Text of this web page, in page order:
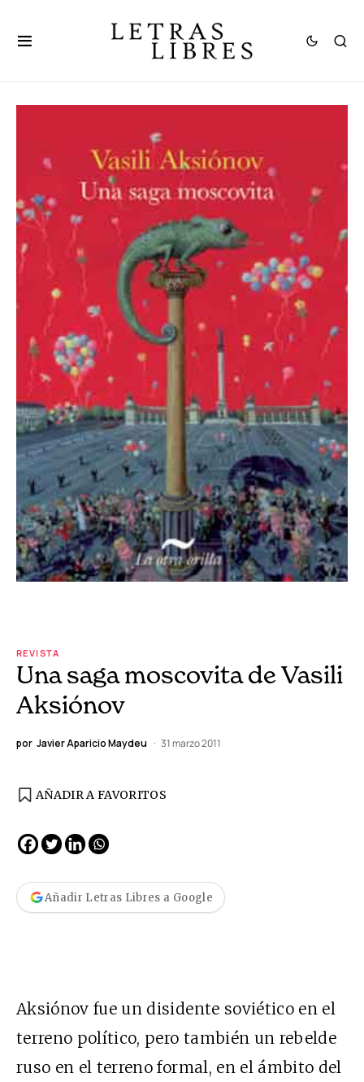
REVISTA
Una saga moscovita de Vasili
Aksiónov
por Javier Aparicio Maydeu 31 marzo 2011
AÑADIR A FAVORITOS
Añadir Letras Libres a Google
Aksiónov fue un disidente soviético en el
terreno político, pero también un rebelde
ruso en el terreno formal, en el ámbito del